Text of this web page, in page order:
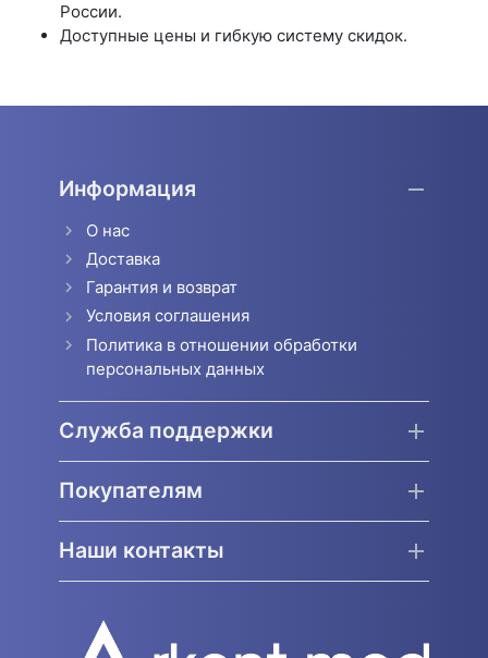
России.
Доступные цены и гибкую систему скидок.
Информация
О нас
Доставка
Гарантия и возврат
Условия соглашения
Политика в отношении обработки
персональных данных
Служба поддержки
Покупателям
Наши контакты